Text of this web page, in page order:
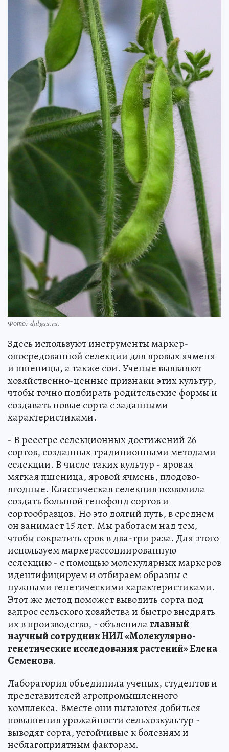
Фото: dalgau.ru.
Здесь используют инструменты маркер-
опосредованной селекции для яровых ячменя
и пшеницы, а также сои. Ученые выявляют
хозяйственно-ценные признаки этих культур,
чтобы точно подбирать родительские формы и
создавать новые сорта с заданными
характеристиками.
- В реестре селекционных достижений 26
сортов, созданных традиционными методами
селекции. В числе таких культур - яровая
мягкая пшеница, яровой ячмень, плодово-
ягодные. Классическая селекция позволила
создать большой генофонд сортов и
сортообразцов. Но это долгий путь, в среднем
он занимает 15 лет. Мы работаем над тем,
чтобы сократить срок в два-три раза. Для этого
используем маркерассоциированную
селекцию - с помощью молекулярных маркеров
идентифицируем и отбираем образцы с
нужными генетическими характеристиками.
Этот же метод поможет выводить сорта под
запрос сельского хозяйства и быстро внедрять
их в производство, - объяснилаглавный
научный сотрудник НИЛ «Молекулярно-
генетические исследования растений» Елена
Семенова.
Лаборатория объединила ученых, студентов и
представителей агропромышленного
комплекса. Вместе они пытаются добиться
повышения урожайности сельхозкультур -
выводят сорта, устойчивые к болезням и
неблагоприятным факторам.